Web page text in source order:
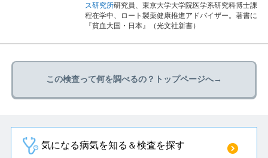
ス研究所研究員、東京大学大学院医学系研究科博士課
程在学中、ロート製薬健康推進アドバイザー。著書に
『貧血大国・日本』（光文社新書）
この検査って何を調べるの？トップページへ→
気になる病気を知る＆検査を探す